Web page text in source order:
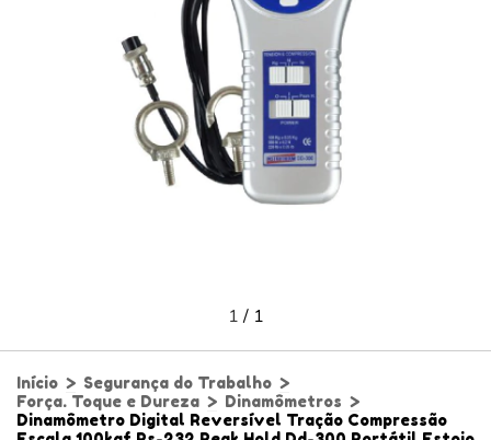
1/ 1
Início > Segurança do Trabalho >
Força. Toque e Dureza > Dinamômetros >
Dinamômetro Digital Reversível Tração Compressão